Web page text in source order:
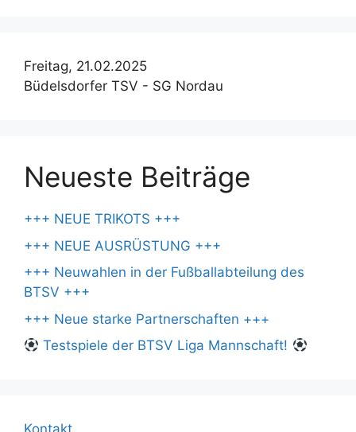
Freitag, 21.02.2025
Büdelsdorfer TSV - SG Nordau
Neueste Beiträge
+++ NEUE TRIKOTS +++
+++ NEUE AUSRÜSTUNG +++
+++ Neuwahlen in der Fußballabteilung des
BTSV +++
+++ Neue starke Partnerschaften +++
Testspiele der BTSV Liga Mannschaft!